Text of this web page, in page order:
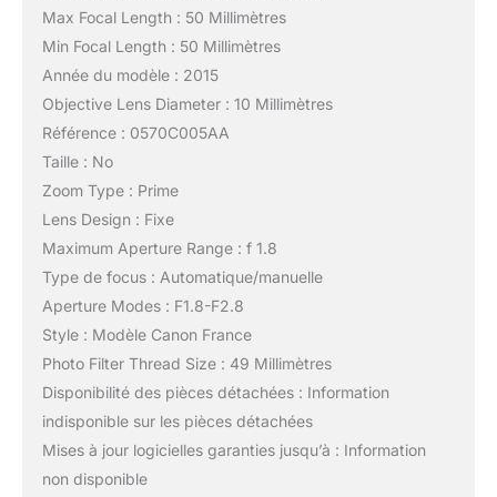
Max Focal Length : 50 Millimètres
Min Focal Length : 50 Millimètres
Année du modèle : 2015
Objective Lens Diameter : 10 Millimètres
Référence : 0570C005AA
Taille : No
Zoom Type : Prime
Lens Design : Fixe
Maximum Aperture Range : f 1.8
Type de focus : Automatique/manuelle
Aperture Modes : F1.8-F2.8
Style : Modèle Canon France
Photo Filter Thread Size : 49 Millimètres
Disponibilité des pièces détachées : Information
indisponible sur les pièces détachées
Mises à jour logicielles garanties jusqu’à : Information
non disponible